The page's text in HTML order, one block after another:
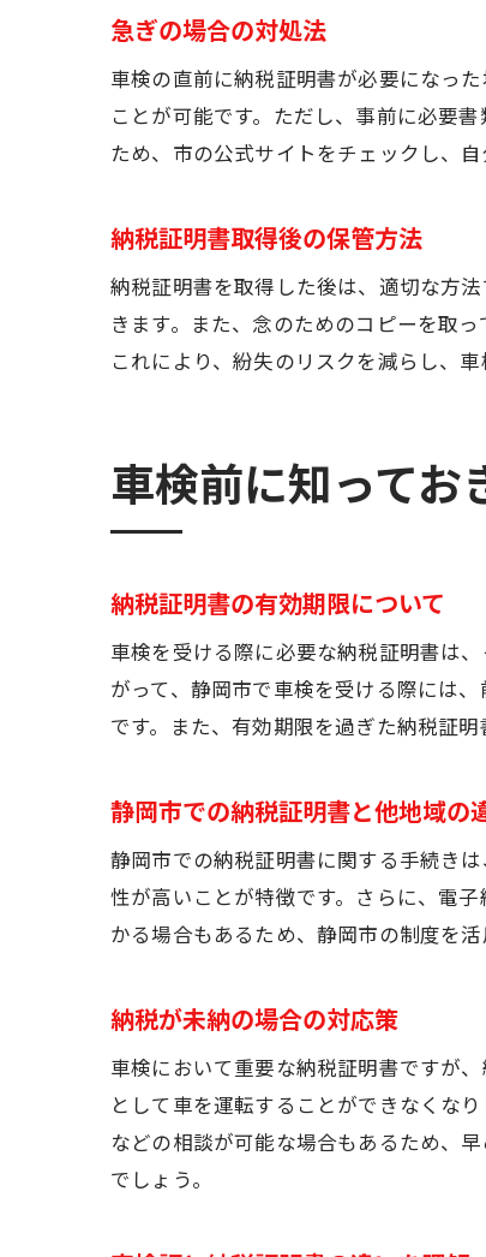
急ぎの場合の対処法
車検の直前に納税証明書が必要になっ
ことが可能です。ただし、事前に必要
ため、市の公式サイトをチェックし、
納税証明書取得後の保管方法
納税証明書を取得した後は、適切な方
きます。また、念のためのコピーを取
これにより、紛失のリスクを減らし、
車検前に知って
納税証明書の有効期限について
車検を受ける際に必要な納税証明書は
がって、静岡市で車検を受ける際には
です。また、有効期限を過ぎた納税証
静岡市での納税証明書と他地域の
静岡市での納税証明書に関する手続き
性が高いことが特徴です。さらに、電
かる場合もあるため、静岡市の制度を
納税が未納の場合の対応策
車検において重要な納税証明書ですが
として車を運転することができなくな
などの相談が可能な場合もあるため、
でしょう。